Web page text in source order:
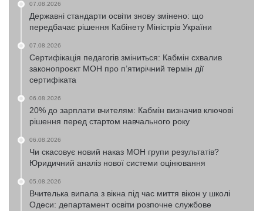
07.08.2026
Державні стандарти освіти знову змінено: що
передбачає рішення Кабінету Міністрів України
07.08.2026
Сертифікація педагогів зміниться: Кабмін схвалив
законопроєкт МОН про п’ятирічний термін дії
сертифіката
06.08.2026
20% до зарплати вчителям: Кабмін визначив ключові
рішення перед стартом навчального року
06.08.2026
Чи скасовує новий наказ МОН групи результатів?
Юридичний аналіз нової системи оцінювання
05.08.2026
Вчителька випала з вікна під час миття вікон у школі
Одеси: департамент освіти розпочне службове